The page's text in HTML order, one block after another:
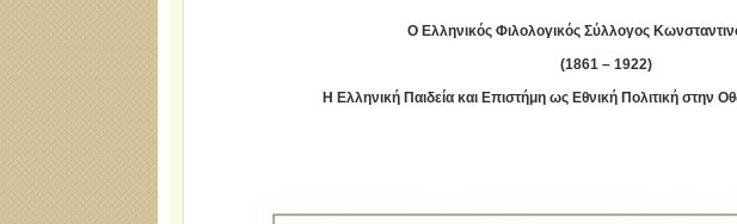
Ο Ελληνικός Φιλολογικός Σύλλογος
(1861 – 1922)
Η Ελληνική Παιδεία και Επιστήμη ως Εθνική Πολιτικήστην